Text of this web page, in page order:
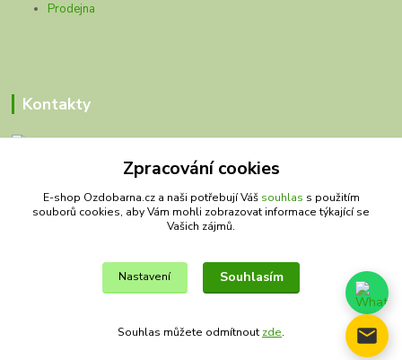
Prodejna
Kontakty
Kristýna Matějková
olivymatej@seznam.cz
Zpracování cookies
E-shop Ozdobarna.cz a naši potřebují Váš souhlas s použitím
souborů cookies, aby Vám mohli zobrazovat informace týkající se
Vašich zájmů.
Nastavení Souhlasím
Souhlas můžete odmítnout zde.